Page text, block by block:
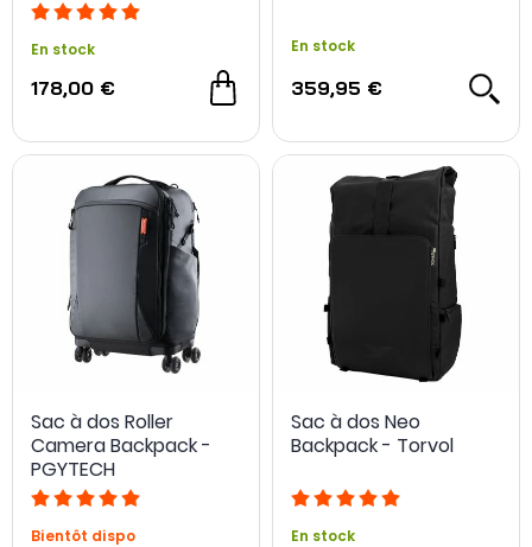
En stock
178,00 €
En stock
359,95 €
Sac à dos Roller
Camera Backpack -
PGYTECH
Bientôt dispo
Sac à dos Neo
Backpack - Torvol
En stock